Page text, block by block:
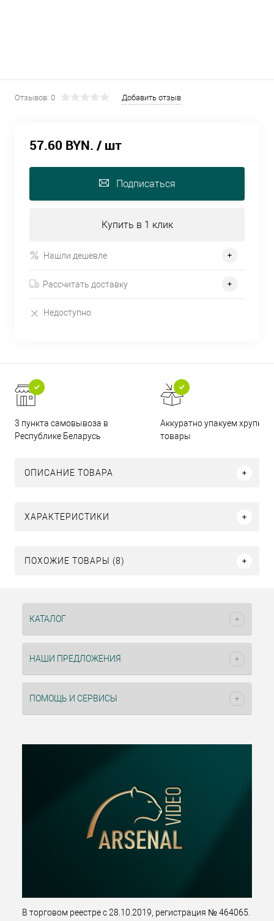
Отзывов: 0 Добавить отзыв
57.60 BYN. / шт
Подписаться
Купить в 1 клик
Нашли дешевле
Рассчитать доставку
Недоступно
3 пункта самовывоза в
Республике Беларусь
Аккуратно упакуем хрупкие
товары
ОПИСАНИЕ ТОВАРА
ХАРАКТЕРИСТИКИ
ПОХОЖИЕ ТОВАРЫ (8)
КАТАЛОГ
НАШИ ПРЕДЛОЖЕНИЯ
ПОМОЩЬ И СЕРВИСЫ
В торговом реестре с 28.10.2019, регистрация № 464065.